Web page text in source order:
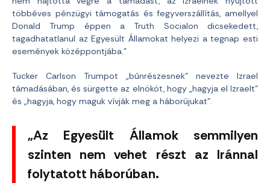
többéves pénzügyi támogatás és fegyverszállítás, amellyel
Donald Trump éppen a Truth Socialon dicsekedett,
tagadhatatlanul az Egyesült Államokat helyezi a tegnap esti
események középpontjába.”
Tucker Carlson Trumpot „bűnrészesnek” nevezte Izrael
támadásában, és sürgette az elnököt, hogy „hagyja el Izraelt”
és „hagyja, hogy maguk vívják meg a háborújukat”.
„Az Egyesült Államok semmilyen
szinten nem vehet részt az Iránnal
folytatott háborúban.